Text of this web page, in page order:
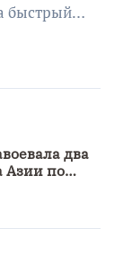
быстрый…
два
Азии по